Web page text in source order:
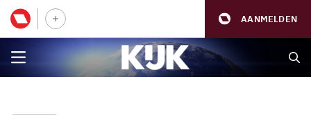
AANMELDEN